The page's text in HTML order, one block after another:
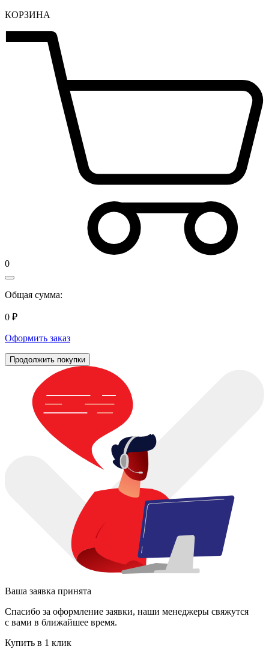
КОРЗИНА
0
Общая сумма:
0 ₽
Оформить заказ
Продолжить покупки
Ваша заявка принята
Спасибо за оформление заявки, наши менеджеры свяжутся
с вами в ближайшее время.
Купить в 1 клик